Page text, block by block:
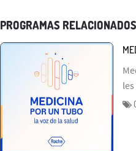
PROGRAMAS RELACIONADOS